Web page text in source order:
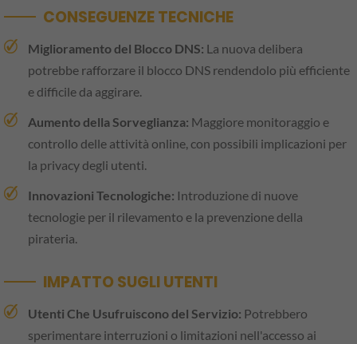
CONSEGUENZE TECNICHE
Miglioramento del Blocco DNS: La nuova delibera
potrebbe rafforzare il blocco DNS rendendolo più efficiente
e difficile da aggirare.
Aumento della Sorveglianza: Maggiore monitoraggio e
controllo delle attività online, con possibili implicazioni per
la privacy degli utenti.
Innovazioni Tecnologiche: Introduzione di nuove
tecnologie per il rilevamento e la prevenzione della
pirateria.
IMPATTO SUGLI UTENTI
Utenti Che Usufruiscono del Servizio: Potrebbero
sperimentare interruzioni o limitazioni nell'accesso ai